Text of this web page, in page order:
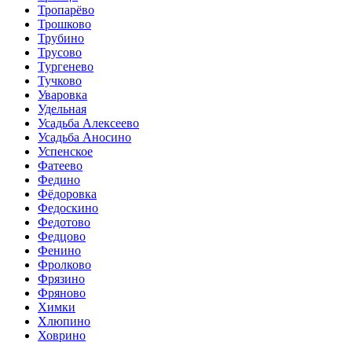
Тропарёво
Трошково
Трубино
Трусово
Тургенево
Тучково
Уваровка
Удельная
Усадьба Алексеево
Усадьба Аносино
Успенское
Фатеево
Федино
Фёдоровка
Федоскино
Федотово
Федцово
Фенино
Фролково
Фрязино
Фряново
Химки
Хлюпино
Ховрино